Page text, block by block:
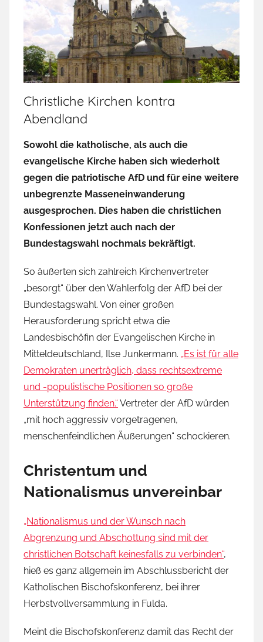
Christliche Kirchen kontra
Abendland
Sowohl die katholische, als auch die
evangelische Kirche haben sich wiederholt
gegen die patriotische AfD und für eine weitere
unbegrenzte Masseneinwanderung
ausgesprochen. Dies haben die christlichen
Konfessionen jetzt auch nach der
Bundestagswahl nochmals bekräftigt.
So äußerten sich zahlreich Kirchenvertreter
„besorgt“ über den Wahlerfolg der AfD bei der
Bundestagswahl. Von einer großen
Herausforderung spricht etwa die
Landesbischöfin der Evangelischen Kirche in
Mitteldeutschland, Ilse Junkermann. „Es ist für alle
Demokraten unerträglich, dass rechtsextreme
und -populistische Positionen so große
Unterstützung finden.“ Vertreter der AfD würden
„mit hoch aggressiv vorgetragenen,
menschenfeindlichen Äußerungen“ schockieren.
Christentum und
Nationalismus unvereinbar
„Nationalismus und der Wunsch nach
Abgrenzung und Abschottung sind mit der
christlichen Botschaft keinesfalls zu verbinden“,
hieß es ganz allgemein im Abschlussbericht der
Katholischen Bischofskonferenz, bei ihrer
Herbstvollversammlung in Fulda.
Meint die Bischofskonferenz damit das Recht der